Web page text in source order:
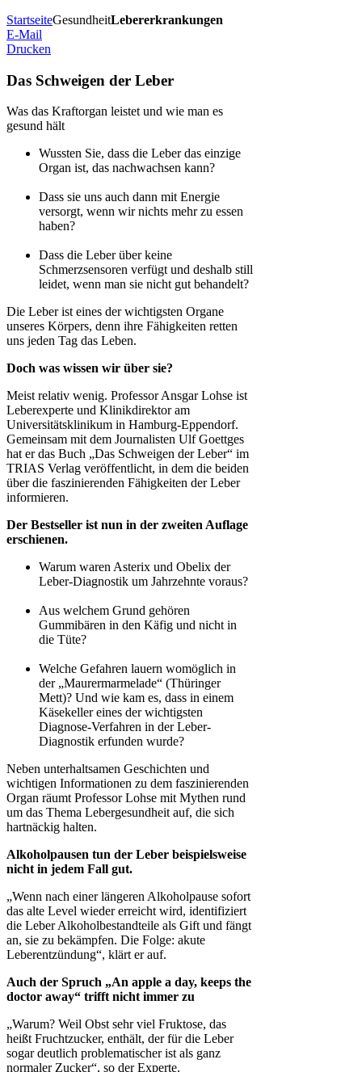
StartseiteGesundheitLebererkrankungen
E-Mail
Drucken
Das Schweigen der Leber
Was das Kraftorgan leistet und wie man es
gesund hält
Wussten Sie, dass die Leber das einzige
Organ ist, das nachwachsen kann?
Dass sie uns auch dann mit Energie
versorgt, wenn wir nichts mehr zu essen
haben?
Dass die Leber über keine
Schmerzsensoren verfügt und deshalb still
leidet, wenn man sie nicht gut behandelt?
Die Leber ist eines der wichtigsten Organe
unseres Körpers, denn ihre Fähigkeiten retten
uns jeden Tag das Leben.
Doch was wissen wir über sie?
Meist relativ wenig. Professor Ansgar Lohse ist
Leberexperte und Klinikdirektor am
Universitätsklinikum in Hamburg-Eppendorf.
Gemeinsam mit dem Journalisten Ulf Goettges
hat er das Buch „Das Schweigen der Leber“ im
TRIAS Verlag veröffentlicht, in dem die beiden
über die faszinierenden Fähigkeiten der Leber
informieren.
Der Bestseller ist nun in der zweiten Auflage
erschienen.
Warum waren Asterix und Obelix der
Leber-Diagnostik um Jahrzehnte voraus?
Aus welchem Grund gehören
Gummibären in den Käfig und nicht in
die Tüte?
Welche Gefahren lauern womöglich in
der „Maurermarmelade“ (Thüringer
Mett)? Und wie kam es, dass in einem
Käsekeller eines der wichtigsten
Diagnose-Verfahren in der Leber-
Diagnostik erfunden wurde?
Neben unterhaltsamen Geschichten und
wichtigen Informationen zu dem faszinierenden
Organ räumt Professor Lohse mit Mythen rund
um das Thema Lebergesundheit auf, die sich
hartnäckig halten.
Alkoholpausen tun der Leber beispielsweise
nicht in jedem Fall gut.
„Wenn nach einer längeren Alkoholpause sofort
das alte Level wieder erreicht wird, identifiziert
die Leber Alkoholbestandteile als Gift und fängt
an, sie zu bekämpfen. Die Folge: akute
Leberentzündung“, klärt er auf.
Auch der Spruch „An apple a day, keeps the
doctor away“ trifft nicht immer zu
„Warum? Weil Obst sehr viel Fruktose, das
heißt Fruchtzucker, enthält, der für die Leber
sogar deutlich problematischer ist als ganz
normaler Zucker“, so der Experte.